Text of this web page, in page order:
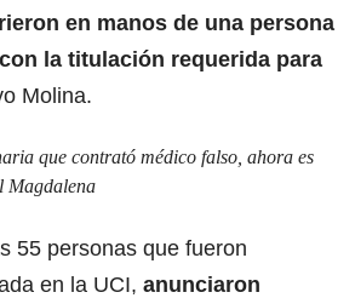
en manos de una persona
la titulación requerida para
Molina.
que contrató médico falso, ahora es
Magdalena
55 personas que fueron
en la UCI, anunciaron